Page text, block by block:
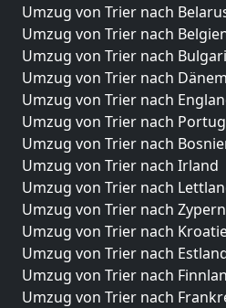
Umzug von Trier nach
Umzug von Trier nach
Umzug von Trier nach
Umzug von Trier nach
Umzug von Trier nach
Umzug von Trier nach
Umzug von Trier nach
Umzug von Trier nach Irland
Umzug von Trier nach
Umzug von Trier nach Zypern
Umzug von Trier nach
Umzug von Trier nach
Umzug von Trier nach
Umzug von Trier nach